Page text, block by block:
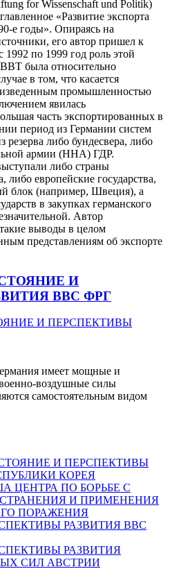
for Wissenschaft und Politik)
«Развитие экспорта
е годы». Опираясь на
его автор пришел к
по 1999 год роль этой
была относительно
в том, что касается
промышленностью
явилась
часть экспортированных в
период из Германии систем
либо бундесвера, либо
армии (ННА) ГДР.
либо страны
либо европейские государства,
блок (например, Швеция), а
в закупках германского
Автор
выводы в целом
представлениям об экспорте
И
ВВС ФРГ
имеет мощные и
воздушные силы
самостоятельным видом
И ПЕРСПЕКТИВЫ
КОРЕЯ
ЦЕНТРА ПО БОРЬБЕ С
И ПРИМЕНЕНИЯ
ПОРАЖЕНИЯ
РАЗВИТИЯ ВВС
РАЗВИТИЯ
СИЛ АВСТРИИ